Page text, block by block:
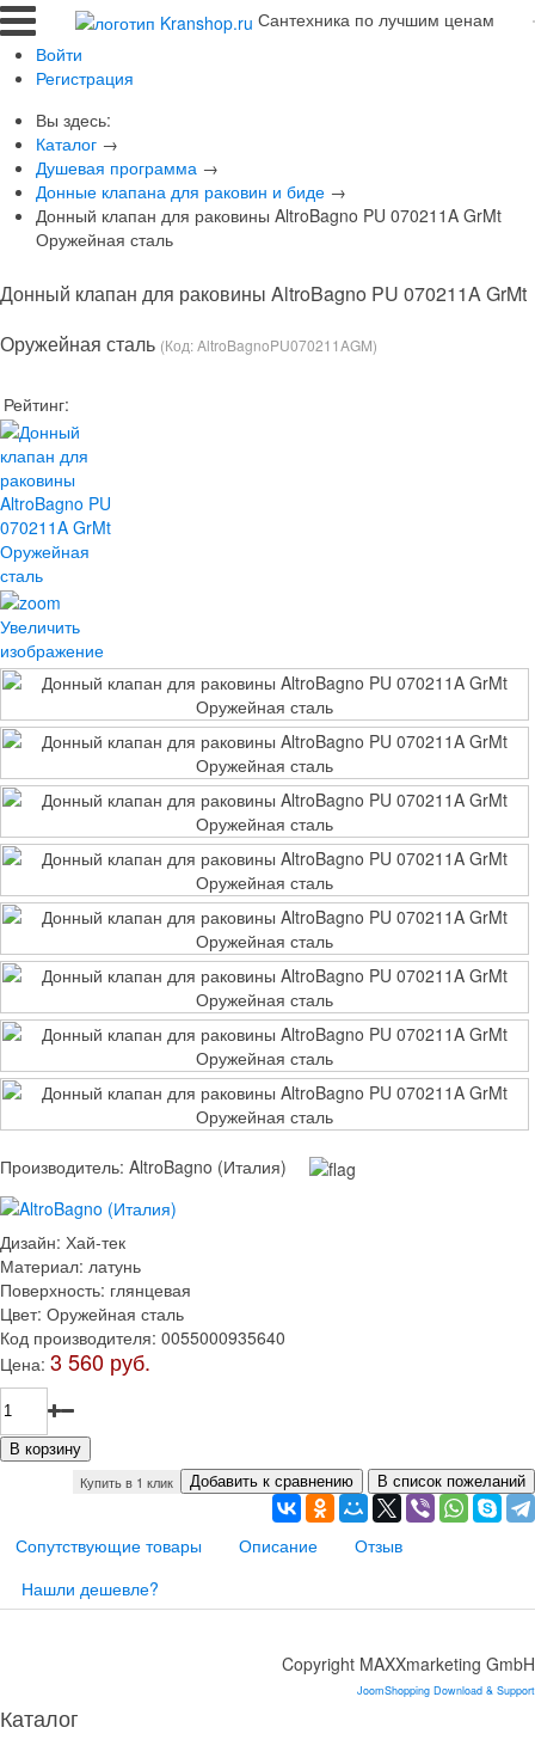
Сантехника по лучшим ценам
Войти
Регистрация
Вы здесь:
Каталог →
Душевая программа →
Донные клапана для раковин и биде →
Донный клапан для раковины AltroBagno PU 070211A GrMt
Оружейная сталь
Донный клапан для раковины AltroBagno PU 070211A GrMt
Оружейная сталь (Код:AltroBagnoPU070211AGM)
Рейтинг:
Увеличить
изображение
Производитель: AltroBagno (Италия)
Дизайн: Хай-тек
Материал: латунь
Поверхность: глянцевая
Цвет: Оружейная сталь
Код производителя: 0055000935640
Цена: 3 560 руб.
Купить в 1 клик
Сопутствующие товары Описание
Отзыв
Нашли дешевле?
Copyright MAXXmarketing GmbH
JoomShopping Download & Support
Каталог